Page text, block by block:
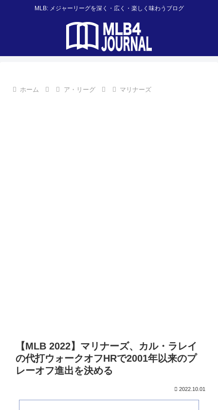
MLB: メジャーリーグを深く・広く・楽しく味わうブログ
ホーム ア・リーグ マリナーズ
【MLB 2022】マリナーズ、カル・ラレイ
の代打ウォークオフHRで2001年以来のプ
レーオフ進出を決める
2022.10.01